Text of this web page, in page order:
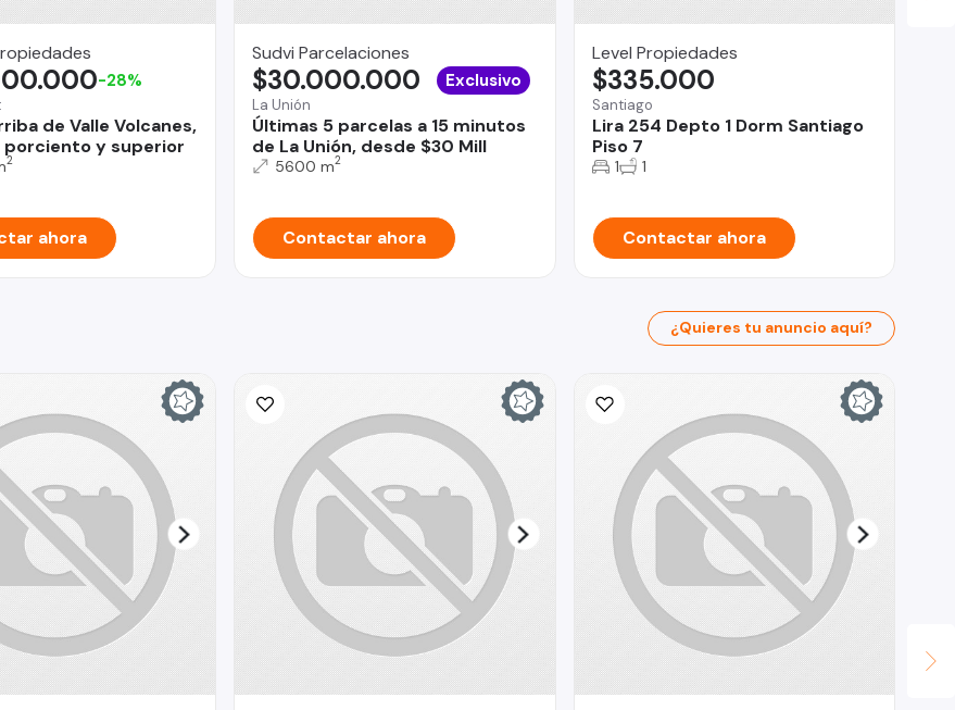
de Valle Volcanes,
porciento y superior
-28%
2
ahora
Sudvi Parcelaciones
La Unión
Últimas 5 parcelas a 15 minutos
de La Unión, desde $30 Mill
$30.000.000 Exclusivo
5600 m2
Contactar ahora
Level Propiedades
Santiago
Lira 254 Depto 1 Dorm Santiago
Piso 7
$335.000
1 1
Contactar ahora
¿Quieres tu anuncio aquí?